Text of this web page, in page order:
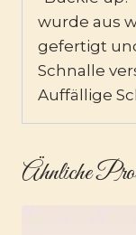
wurde aus
gefertigt
Schnalle
Auffällige
Ähnliche